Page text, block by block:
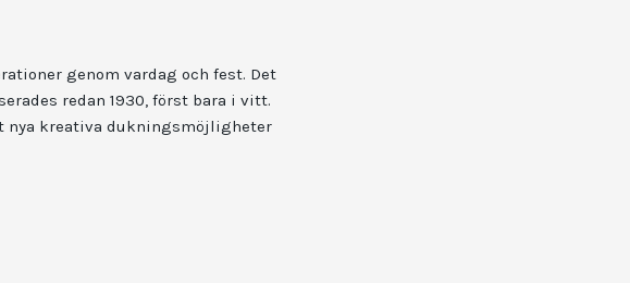
genom vardag och fest. Det
redan 1930, först bara i vitt.
nya kreativa dukningsmöjligheter